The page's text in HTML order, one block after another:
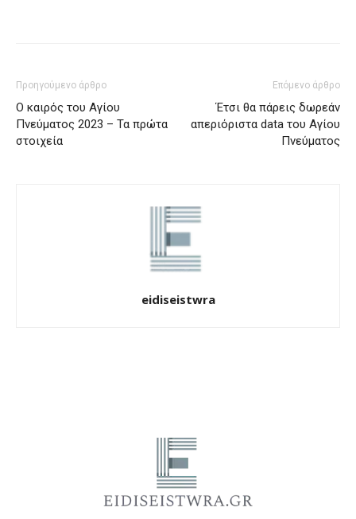
Προηγούμενο άρθρο
Ο καιρός του Αγίου
Πνεύματος 2023 – Τα πρώτα
στοιχεία
Επόμενο άρθρο
Έτσι θα πάρεις δωρεάν
απεριόριστα data του Αγίου
Πνεύματος
eidiseistwra